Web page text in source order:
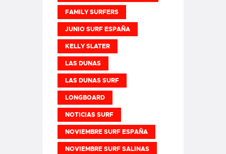
FAMILY SURFERS
JUNIO SURF ESPAÑA
KELLY SLATER
LAS DUNAS
LAS DUNAS SURF
LONGBOARD
NOTICIAS SURF
NOVIEMBRE SURF ESPAÑA
NOVIEMBRE SURF SALINAS